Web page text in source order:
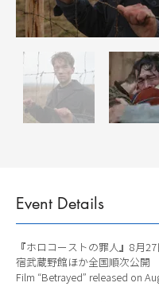
Event Details
『ホロコーストの罪人』8月
宿武蔵野館ほか全国順次公開
Film “Betrayed” released on